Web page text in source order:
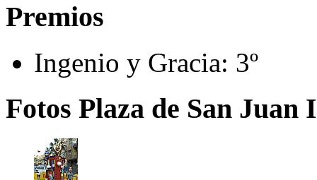
Premios
Ingenio y Gracia: 3º
Fotos Plaza de San Juan